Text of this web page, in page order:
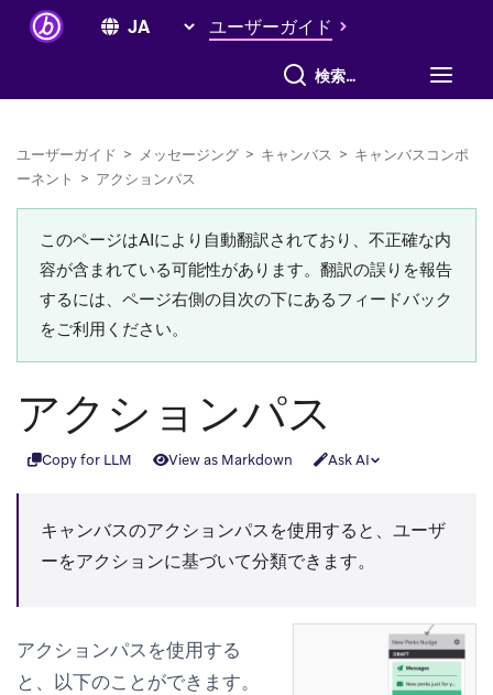
ユーザーガイド
すべて検索
ユーザーガイド > メッセージング > キャンバス > キャンバスコンポ
ーネント > アクションパス
このページはAIにより自動翻訳されており、不正確な内
容が含まれている可能性があります。翻訳の誤りを報告
するには、ページ右側の目次の下にあるフィードバック
をご利用ください。
アクションパス
Copy for LLM View as Markdown Ask AI
キャンバスのアクションパスを使用すると、ユーザ
ーをアクションに基づいて分類できます。
アクションパスを使用する
と、以下のことができます。